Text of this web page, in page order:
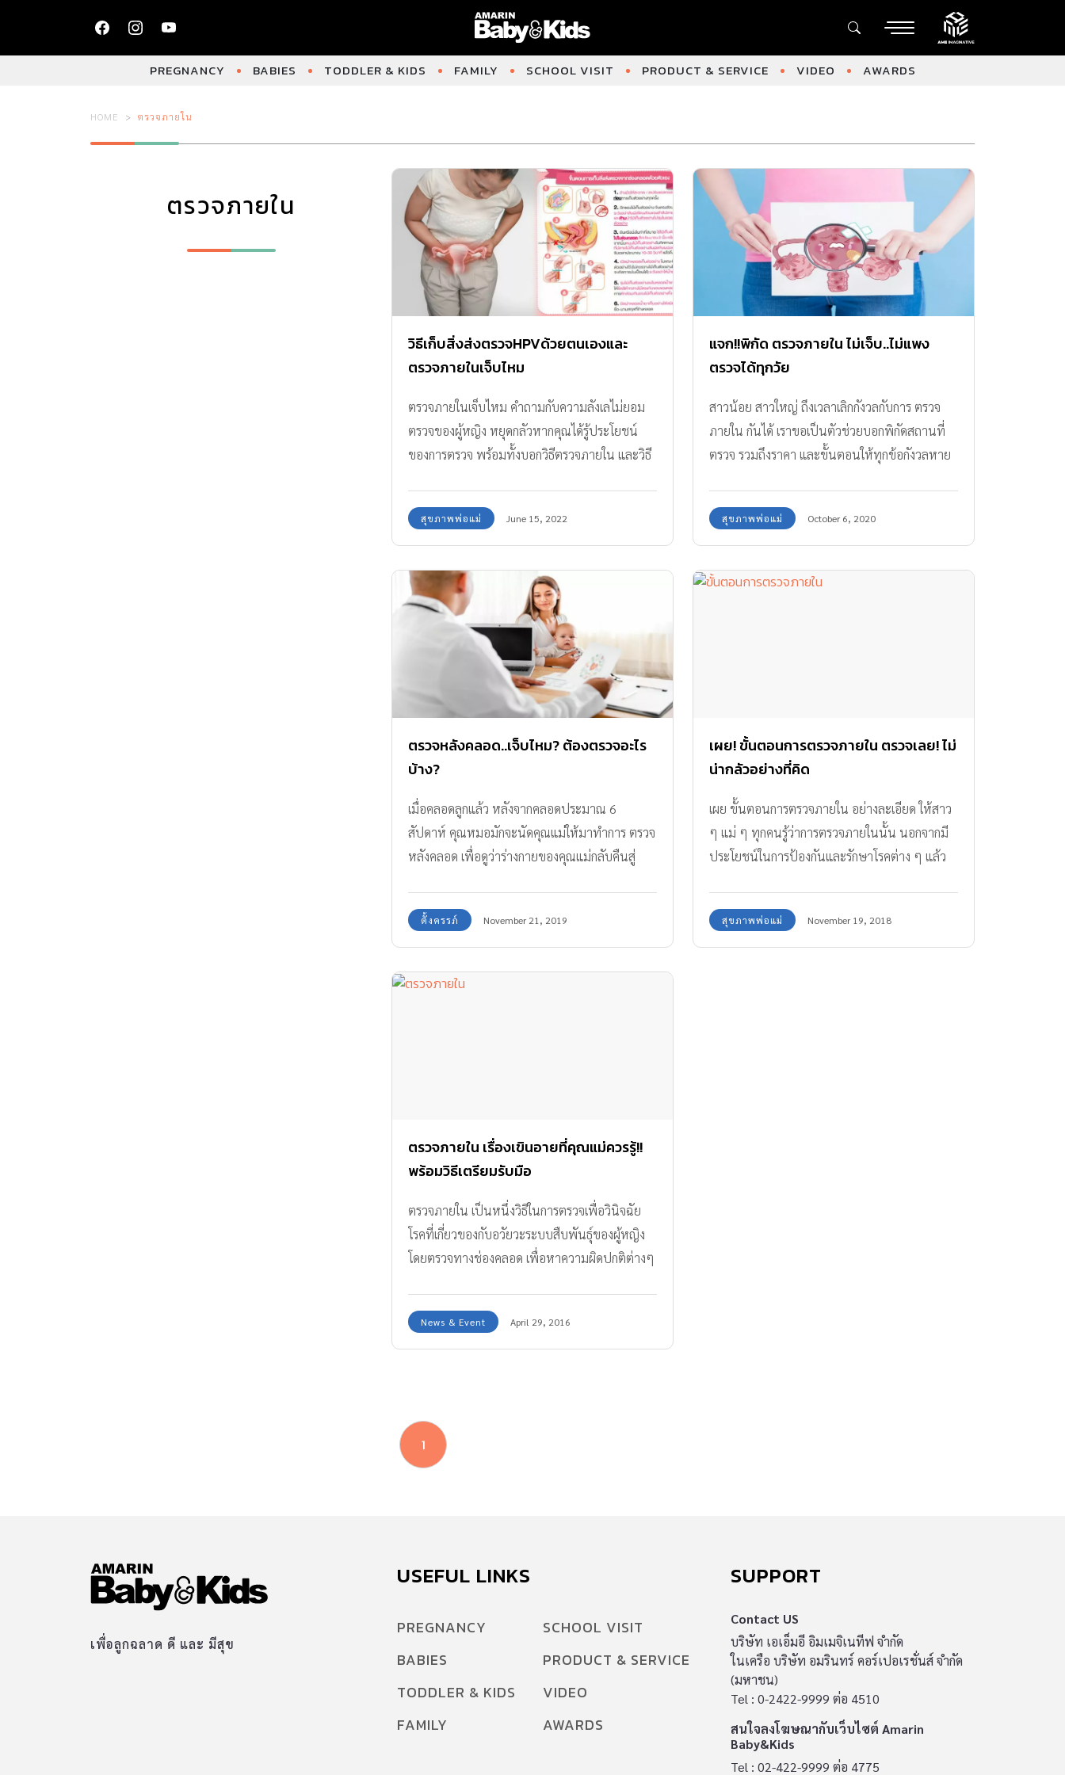
PREGNANCY BABIES TODDLER & KIDS FAMILY SCHOOL VISIT PRODUCT & SERVICE VIDEO AWARDS
HOME ตรวจภายใน
ตรวจภายใน
วิธีเก็บสิ่งส่งตรวจHPVด้วยตนเองและ
ตรวจภายในเจ็บไหม
ตรวจภายในเจ็บไหม คำถามกับความลังเลไม่ยอม
ตรวจของผู้หญิง หยุดกลัวหากคุณได้รู้ประโยชน์
ของการตรวจ พร้อมทั้งบอกวิธีตรวจภายใน และวิธี
สุขภาพพ่อแม่ June 15, 2022
แจก!!พิกัด ตรวจภายใน ไม่เจ็บ..ไม่แพง
ตรวจได้ทุกวัย
สาวน้อย สาวใหญ่ ถึงเวลาเลิกกังวลกับการ ตรวจ
ภายใน กันได้ เราขอเป็นตัวช่วยบอกพิกัดสถานที่
ตรวจ รวมถึงราคา และขั้นตอนให้ทุกข้อกังวลหาย
สุขภาพพ่อแม่ October 6, 2020
ตรวจหลังคลอด..เจ็บไหม? ต้องตรวจอะไร
บ้าง?
เมื่อคลอดลูกแล้ว หลังจากคลอดประมาณ 6
สัปดาห์ คุณหมอมักจะนัดคุณแม่ให้มาทำการ ตรวจ
หลังคลอด เพื่อดูว่าร่างกายของคุณแม่กลับคืนสู่
ตั้งครรภ์ November 21, 2019
เผย! ขั้นตอนการตรวจภายใน ตรวจเลย! ไม่
น่ากลัวอย่างที่คิด
เผย ขั้นตอนการตรวจภายใน อย่างละเอียด ให้สาว
ๆ แม่ ๆ ทุกคนรู้ว่าการตรวจภายในนั้น นอกจากมี
ประโยชน์ในการป้องกันและรักษาโรคต่าง ๆ แล้ว
สุขภาพพ่อแม่ November 19, 2018
ตรวจภายใน เรื่องเขินอายที่คุณแม่ควรรู้!!
พร้อมวิธีเตรียมรับมือ
ตรวจภายใน เป็นหนึ่งวิธีในการตรวจเพื่อวินิจฉัย
โรคที่เกี่ยวของกับอวัยวะระบบสืบพันธุ์ของผู้หญิง
โดยตรวจทางช่องคลอด เพื่อหาความผิดปกติต่างๆ
News & Event April 29, 2016
1
เพื่อลูกฉลาด ดี และ มีสุข
USEFUL LINKS
PREGNANCY
BABIES
TODDLER & KIDS
FAMILY
SCHOOL VISIT
PRODUCT & SERVICE
VIDEO
AWARDS
SUPPORT
Contact US
บริษัท เอเอ็มอี อิมเมจิเนทีฟ จำกัด
ในเครือ บริษัท อมรินทร์ คอร์เปอเรชั่นส์ จำกัด
(มหาชน)
Tel : 0-2422-9999 ต่อ 4510
สนใจลงโฆษณากับเว็บไซต์ Amarin
Baby&Kids
Tel : 02-422-9999 ต่อ 4775